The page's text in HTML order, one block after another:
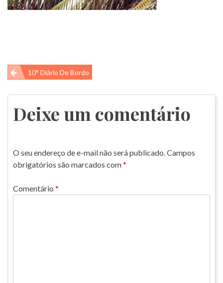
Navegação
de
Post
10° Diário De Bordo
Deixe um comentário
O seu endereço de e-mail não será publicado.Campos
obrigatórios são marcados com*
Comentário *